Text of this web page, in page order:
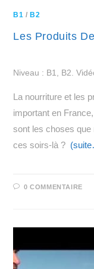
B1 /B2
Les Produits
Niveau : B1, B2.
La nourriture et les
important en
sont les choses que
ces soirs-là ?
0 COMMENTAIRE